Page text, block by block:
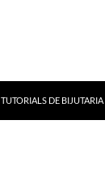
TUTORIALS DE